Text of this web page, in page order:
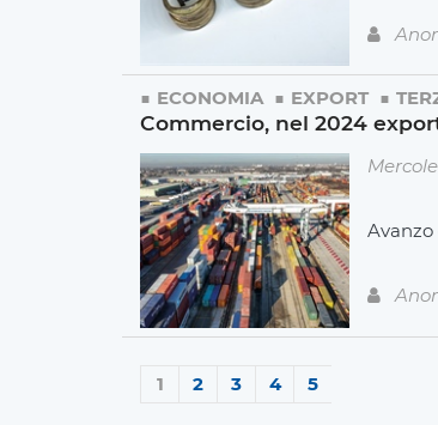
ECONOMIA EXPORT
Commercio, nel 2024
1 2 3 4 5